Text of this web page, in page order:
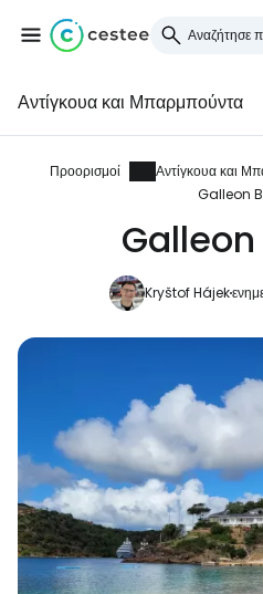
Αντίγκουα και Μπαρμπούντα
Προορισμοί
Galleon
Kryštof Hájek
Συνδεθείτε
... η παγκόσμια ταξιδιωτική
Συνεχίστε
Συνεχίστε
Συνεχίστε